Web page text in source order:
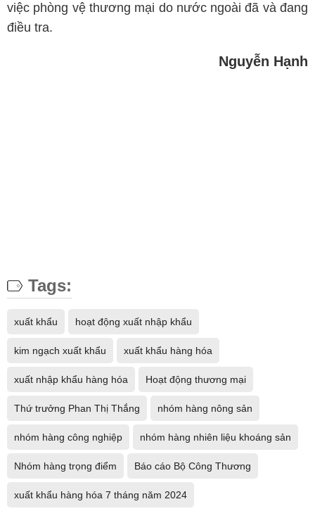
việc phòng vệ thương mại do nước ngoài đã và đang
điều tra.
Nguyễn Hạnh
Tags:
xuất khẩu hoạt động xuất nhập khẩu
kim ngạch xuất khẩu xuất khẩu hàng hóa
xuất nhập khẩu hàng hóa Hoạt động thương mại
Thứ trưởng Phan Thị Thắng nhóm hàng nông sản
nhóm hàng công nghiệp nhóm hàng nhiên liệu khoáng sản
Nhóm hàng trọng điểm Báo cáo Bộ Công Thương
xuất khẩu hàng hóa 7 tháng năm 2024